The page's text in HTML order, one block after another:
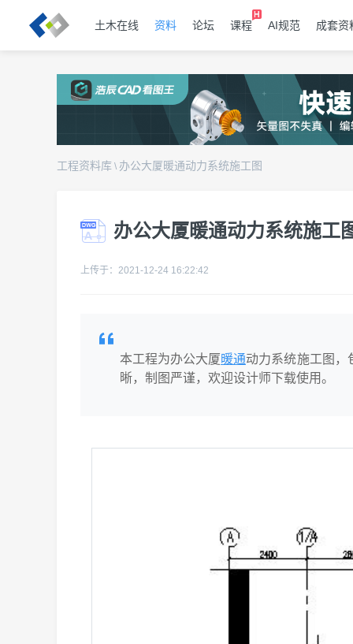
土木在线 资料 论坛 课程 AI规范 成套资
工程资料库 \ 办公大厦暖通动力系统施工图
办公大厦暖通动力系统施工
上传于：2021-12-24 16:22:42
本工程为办公大厦暖通动力系统施工图，
晰，制图严谨，欢迎设计师下载使用。